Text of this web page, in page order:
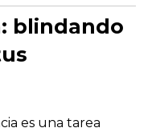
blindando
es una tarea